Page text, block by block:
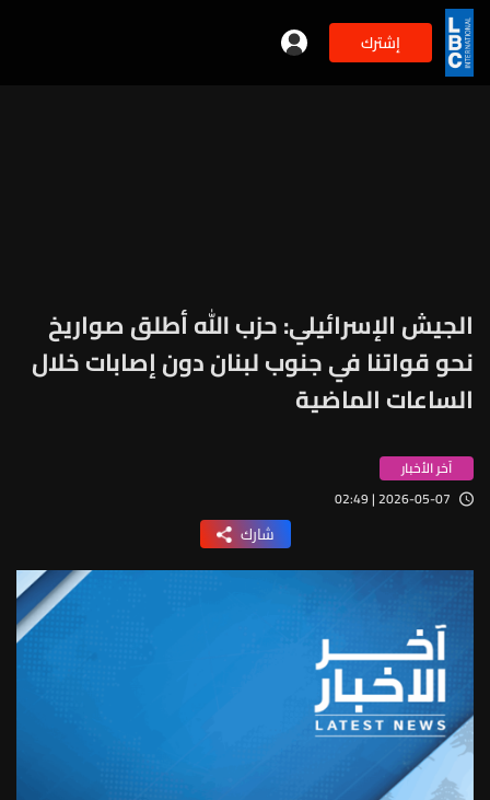
إشترك
الجيش الإسرائيلي: حزب الله أطلق صواريخ
نحو قواتنا في جنوب لبنان دون إصابات خلال
الساعات الماضية
آخر الأخبار
2026-05-07 | 02:49
شارك